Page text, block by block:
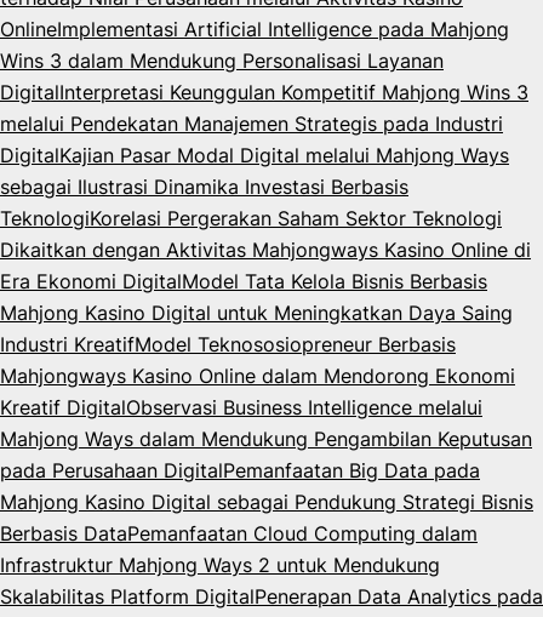
OnlineImplementasi Artificial Intelligence pada Mahjong
Wins 3 dalam Mendukung Personalisasi Layanan
DigitalInterpretasi Keunggulan Kompetitif Mahjong Wins 3
melalui Pendekatan Manajemen Strategis pada Industri
DigitalKajian Pasar Modal Digital melalui Mahjong Ways
sebagai Ilustrasi Dinamika Investasi Berbasis
TeknologiKorelasi Pergerakan Saham Sektor Teknologi
Dikaitkan dengan Aktivitas Mahjongways Kasino Online di
Era Ekonomi DigitalModel Tata Kelola Bisnis Berbasis
Mahjong Kasino Digital untuk Meningkatkan Daya Saing
Industri KreatifModel Teknososiopreneur Berbasis
Mahjongways Kasino Online dalam Mendorong Ekonomi
Kreatif DigitalObservasi Business Intelligence melalui
Mahjong Ways dalam Mendukung Pengambilan Keputusan
pada Perusahaan DigitalPemanfaatan Big Data pada
Mahjong Kasino Digital sebagai Pendukung Strategi Bisnis
Berbasis DataPemanfaatan Cloud Computing dalam
Infrastruktur Mahjong Ways 2 untuk Mendukung
Skalabilitas Platform DigitalPenerapan Data Analytics pada